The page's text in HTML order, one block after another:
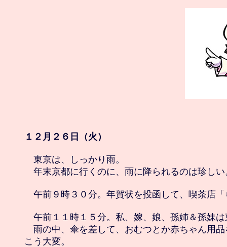
１２月２６日（火）
東京は、しっかり雨。
年末京都に行くのに、雨に降られるのは珍しい
午前９時３０分。年賀状を投函して、喫茶店
午前１１時１５分。私、嫁、娘、孫姉＆孫妹は
雨の中、傘を差して、おむつとか赤ちゃん用
こう大変。